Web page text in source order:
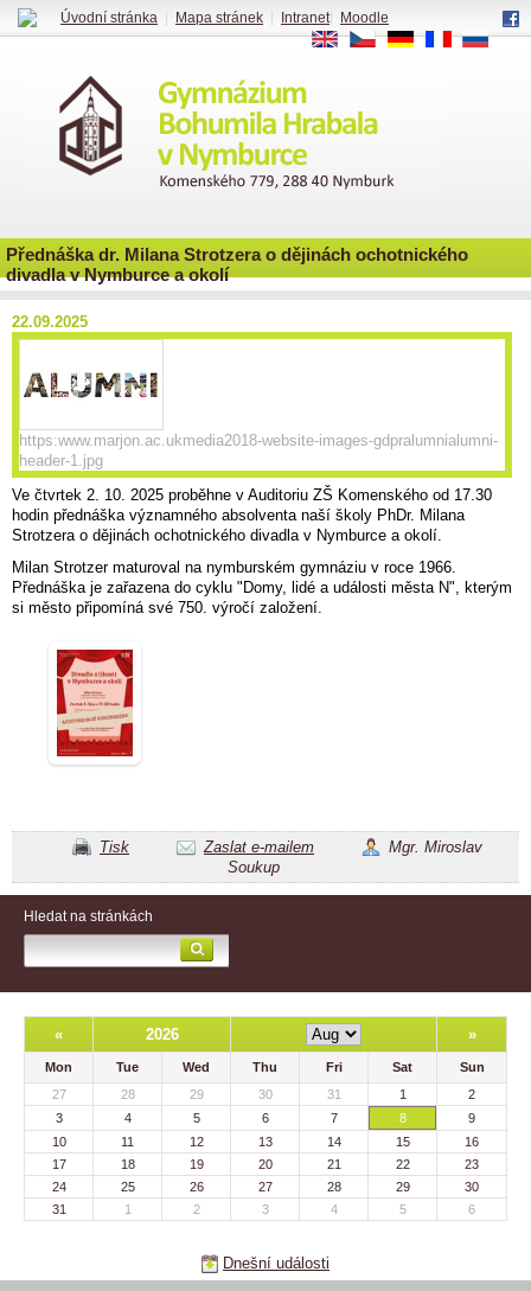
Přednáška dr. Milana Strotzera o dějinách ochotnického
divadla v Nymburce a okolí
22.09.2025
https:www.marjon.ac.ukmedia2018-website-images-gdpralumnialumni-
header-1.jpg
Ve čtvrtek 2. 10. 2025 proběhne v Auditoriu ZŠ Komenského od 17.30
hodin přednáška významného absolventa naší školy PhDr. Milana
Strotzera o dějinách ochotnického divadla v Nymburce a okolí.
Milan Strotzer maturoval na nymburském gymnáziu v roce 1966.
Přednáška je zařazena do cyklu "Domy, lidé a události města N", kterým
si město připomíná své 750. výročí založení.
Tisk Zaslat e-mailem
Mgr. Miroslav
Soukup
Hledat na stránkách
« 2026 »
Mon Tue Wed Thu Fri Sat
Sun
27
28 29 30 31 1
2
3
4 5 6 7 8
9
10
11 12 13 14 15
16
17
18 19 20 21 22
23
24
25 26 27 28 29
30
31
1 2 3 4 5 6
Dnešní události
Úvodní stránka Mapa stránek Intranet|
Moodle
EN
CS DE FR RU